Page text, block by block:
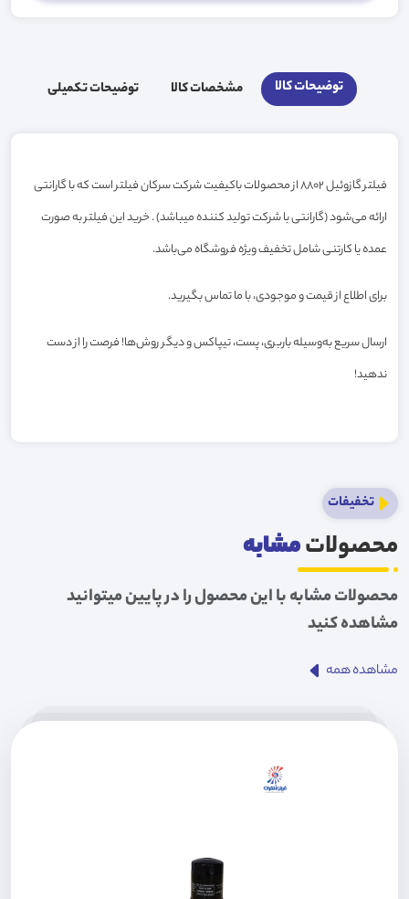
توضیحات کالا مشخصات کالا توضیحات تکمیلی
فیلتر گازوئیل 8802 از محصولات باکیفیت شرکت سرکان فیلتر است که با گارانتی
ارائه می‌شود (گارانتی با شرکت تولید کننده میباشد) . خرید این فیلتر به صورت
عمده یا کارتنی شامل تخفیف ویژه فروشگاه می‌باشد.
برای اطلاع از قیمت و موجودی، با ما تماس بگیرید.
ارسال سریع به‌وسیله باربری، پست، تیپاکس و دیگر روش‌ها! فرصت را از دست
ندهید!
تخفیفات
محصولاتمشابه
محصولات مشابه با این محصول را در پایین میتوانید
مشاهده کنید
مشاهده همه